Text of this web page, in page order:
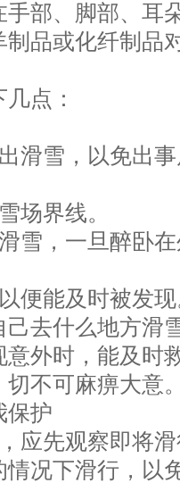
手部、脚部、耳
制品或化纤制品
点：
滑雪，以免出
场界线。
雪，一旦醉卧
便能及时被发
去什么地方滑
意外时，能及时
不可麻痹大意
保护
应先观察即将
况下滑行，以